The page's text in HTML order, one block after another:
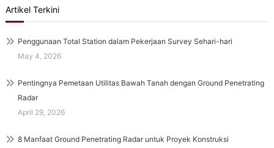
Artikel Terkini
Penggunaan Total Station dalam Pekerjaan Survey Sehari-hari
May 4, 2026
Pentingnya Pemetaan Utilitas Bawah Tanah dengan Ground Penetrating
Radar
April 29, 2026
8 Manfaat Ground Penetrating Radar untuk Proyek Konstruksi